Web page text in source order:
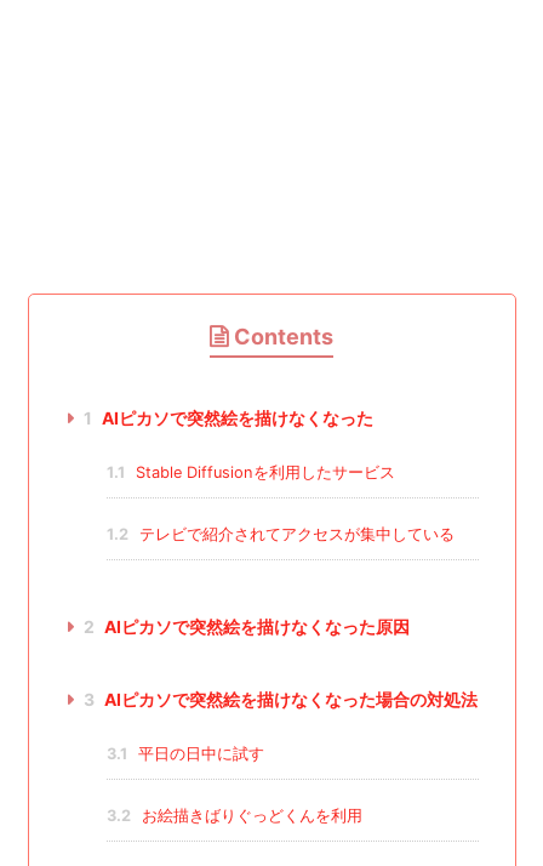
Contents
1 AIピカソで突然絵を描けなくなった
1.1 Stable Diffusionを利用したサービス
1.2 テレビで紹介されてアクセスが集中している
2 AIピカソで突然絵を描けなくなった原因
3 AIピカソで突然絵を描けなくなった場合の対処法
3.1 平日の日中に試す
3.2 お絵描きばりぐっどくんを利用